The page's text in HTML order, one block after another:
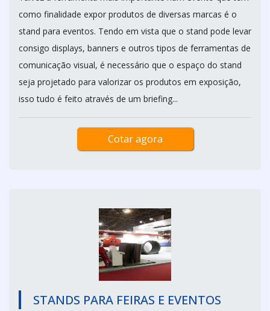
como finalidade expor produtos de diversas marcas é o
stand para eventos. Tendo em vista que o stand pode levar
consigo displays, banners e outros tipos de ferramentas de
comunicação visual, é necessário que o espaço do stand
seja projetado para valorizar os produtos em exposição,
isso tudo é feito através de um briefing...
Cotar agora
STANDS PARA FEIRAS E EVENTOS